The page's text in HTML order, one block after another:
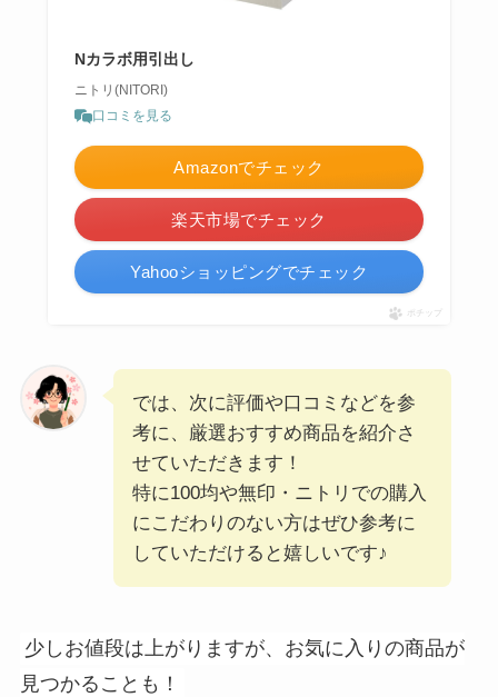
Nカラボ用引出し
ニトリ(NITORI)
口コミを見る
Amazonでチェック
楽天市場でチェック
Yahooショッピングでチェック
ポチップ
では、次に評価や口コミなどを参
考に、厳選おすすめ商品を紹介さ
せていただきます！
特に100均や無印・ニトリでの購入
にこだわりのない方はぜひ参考に
していただけると嬉しいです♪
少しお値段は上がりますが、お気に入りの商品が
見つかることも！